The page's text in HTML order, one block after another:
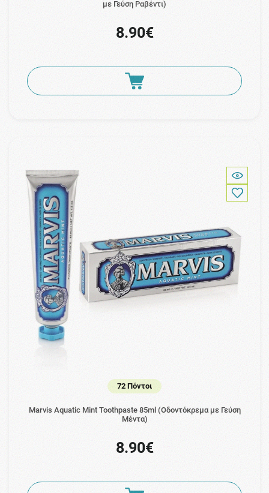
με Γεύση Ραβέντι)
8.90€
72 Πόντοι
Marvis Aquatic Mint Toothpaste 85ml (Οδοντόκρεμα με Γεύση
Μέντα)
8.90€